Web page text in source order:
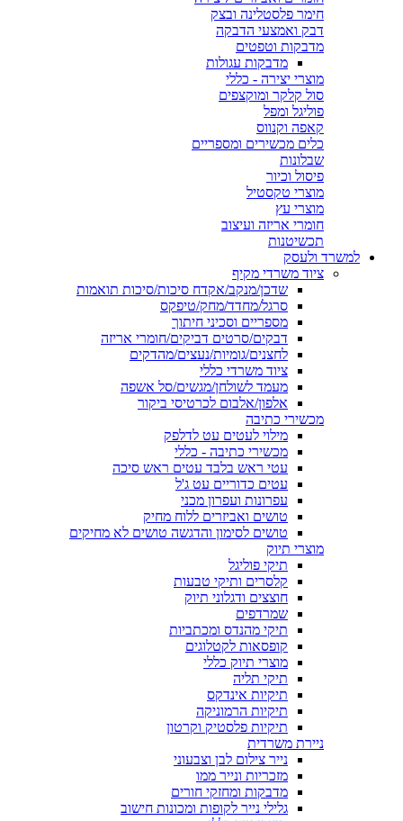
חימר פלסטלינה ובצק
דבק ואמצעי הדבקה
מדבקות וטפטים
מדבקות עגולות
מוצרי יצירה - כללי
סול קלקר ומוקצפים
פוליגל ומפל
קאפה וקנווס
כלים מכשירים ומספריים
שבלונות
פיסול וכיור
מוצרי טקסטיל
מוצרי עץ
חומרי אריזה ועיצוב
תכשיטנות
למשרד ולעסק
ציוד משרדי מקיף
שדכן/מנקב/אקדח סיכות/סיכות תואמות
סרגל/מחדד/מחק/טיפקס
מספריים וסכיני חיתוך
דבקים/סרטים דביקים/חומרי אריזה
לחצנים/גומיות/נעצים/מהדקים
ציוד משרדי כללי
מעמד לשולחן/מגשים/סל אשפה
אלפון/אלבום לכרטיסי ביקור
מכשירי כתיבה
מילוי לעטים עט לדלפק
מכשירי כתיבה - כללי
עטי ראש בלבד עטים ראש סיכה
עטים כדוריים עט ג'ל
עפרונות ועפרון מכני
טושים ואביזרים ללוח מחיק
טושים לסימון והדגשה טושים לא מחיקים
מוצרי תיוק
תיקי פוליגל
קלסרים ותיקי טבעות
חוצצים ודגלוני תיוק
שמרדפים
תיקי מהנדס ומכתביות
קופסאות לקטלוגים
מוצרי תיוק כללי
תיקי תליה
תיקיות אינדקס
תיקיות הרמוניקה
תיקיות פלסטיק וקרטון
ניירת משרדית
נייר צילום לבן וצבעוני
מזכריות ונייר ממו
מדבקות ומחזקי חורים
גלילי נייר לקופות ומכונות חישוב